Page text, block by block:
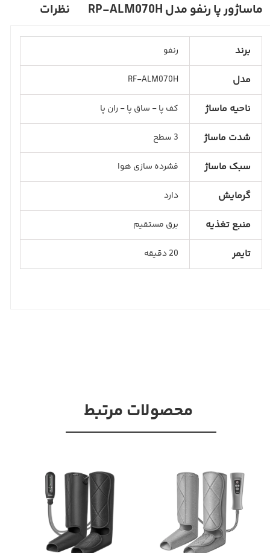
ماساژور پا رنفو مدل RP-ALM070H
نظرات
برند رنفو
مدل RF-ALM070H
ناحیه ماساژ کف پا - ساق پا - ران پا
شدت ماساژ 3 سطح
سبک ماساژ فشرده سازی هوا
گرمایش دارد
منبع تغذیه برق مستقیم
تایمر 20 دقیقه
محصولات مرتبط